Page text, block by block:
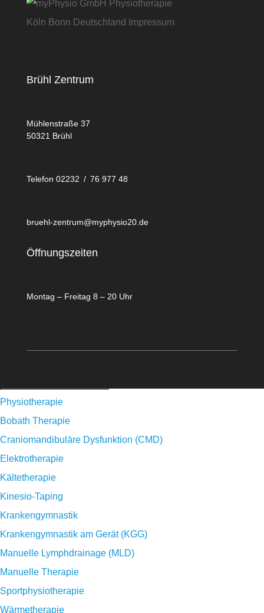
Brühl Zentrum
Mühlenstraße 37
50321 Brühl
Telefon 02232 / 76 977 48
bruehl-zentrum@myphysio20.de
Öffnungszeiten
Montag – Freitag 8 – 20 Uhr
Physiotherapie
Bobath Therapie
Craniomandibuläre Dysfunktion (CMD)
Elektrotherapie
Kältetherapie
Kinesio-Taping
Krankengymnastik
Krankengymnastik am Gerät (KGG)
Manuelle Lymphdrainage (MLD)
Manuelle Therapie
Sportphysiotherapie
Wärmetherapie